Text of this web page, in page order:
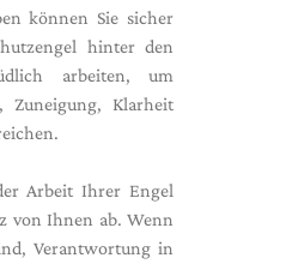
können Sie sicher
hinter den
arbeiten, um
Klarheit
Arbeit Ihrer Engel
von Ihnen ab. Wenn
Verantwortung in